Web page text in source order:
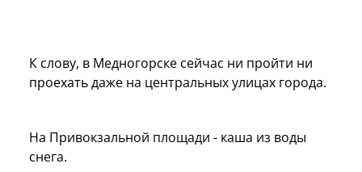
К слову, в Медногорске сейчас ни пройти ни
проехать даже на центральных улицах города.
На Привокзальной площади - каша из воды
снега.